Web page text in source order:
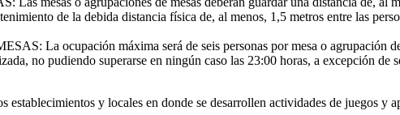
de la debida distancia física de, al menos, 1,5 metros entre las
La ocupación máxima será de seis personas por mesa o agrupación
no pudiendo superarse en ningún caso las 23:00 horas, a excepción
y locales en donde se desarrollen actividades de juegos y